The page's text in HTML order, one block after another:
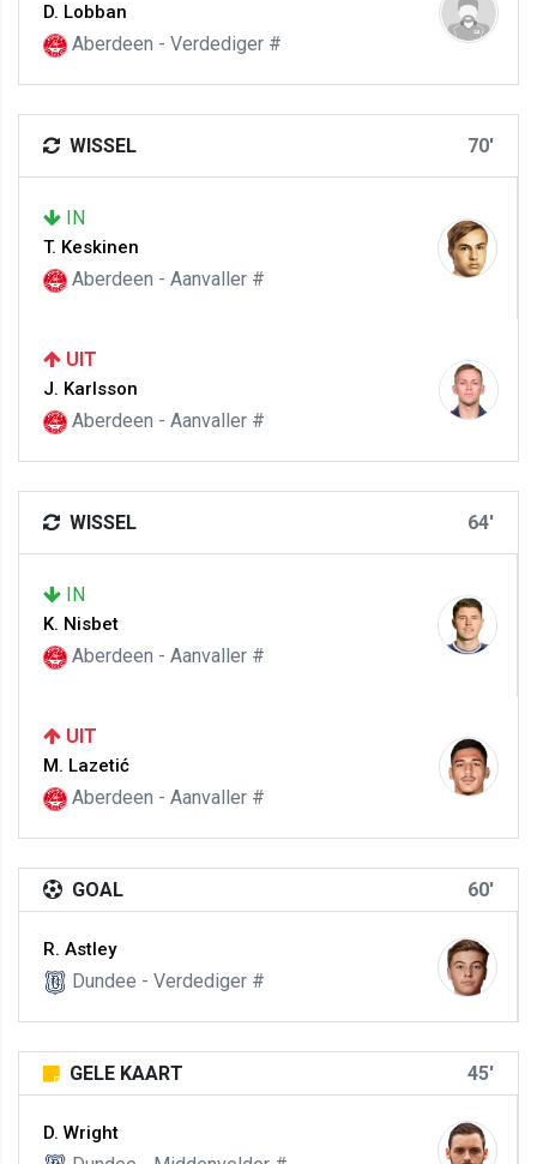
D. Lobban
Aberdeen - Verdediger #
WISSEL 70'
IN
T. Keskinen
Aberdeen - Aanvaller #
UIT
J. Karlsson
Aberdeen - Aanvaller #
WISSEL 64'
IN
K. Nisbet
Aberdeen - Aanvaller #
UIT
M. Lazetić
Aberdeen - Aanvaller #
GOAL 60'
R. Astley
Dundee - Verdediger #
GELE KAART 45'
D. Wright